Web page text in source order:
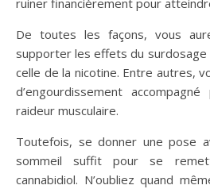
De toutes les façons, vous
supporter les effets du
celle de la nicotine. Entre autres,
d’engourdissement
raideur musculaire.
Toutefois, se donner une pose
sommeil suffit pour se
cannabidiol. N’oubliez quand